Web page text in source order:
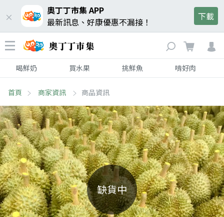
奧丁丁市集 APP
最新訊息、好康優惠不漏接！
下載
喝鮮奶 買水果 挑鮮魚 啃好肉
首頁 商家資訊 商品資訊
缺貨中